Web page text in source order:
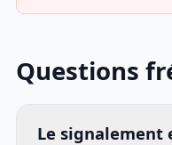
Questions
Le signalement